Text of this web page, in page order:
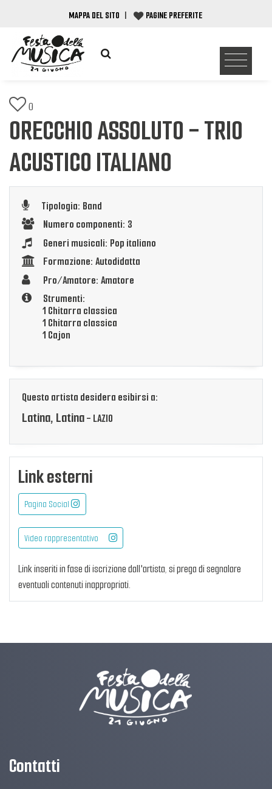
MAPPA DEL SITO | PAGINE PREFERITE
0
ORECCHIO ASSOLUTO - TRIO
ACUSTICO ITALIANO
Tipologia: Band
Numero componenti: 3
Generi musicali: Pop italiano
Formazione: Autodidatta
Pro/Amatore: Amatore
Strumenti:
1 Chitarra classica
1 Chitarra classica
1 Cajon
Questo artista desidera esibirsi a:
Latina, Latina- LAZIO
Link esterni
Pagina Social
Video rappresentativo
Link inseriti in fase di iscrizione dall'artista, si prega di segnalare
eventuali contenuti inappropriati.
Contatti